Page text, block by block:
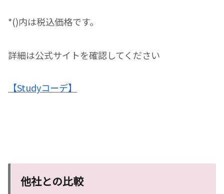
*()内は税込価格です。
詳細は公式サイトを確認してください
【Studyコーデ】
他社との比較